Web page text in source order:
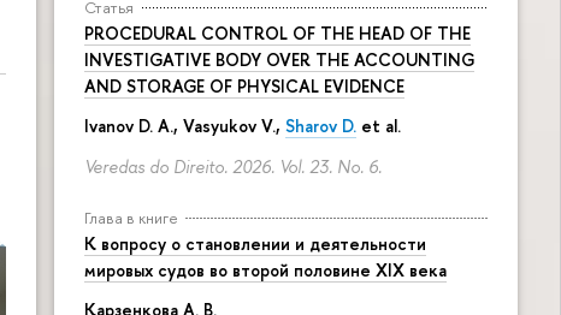
Статья
PROCEDURAL CONTROL OF THE HEAD OF THE
INVESTIGATIVE BODY OVER THE ACCOUNTING
AND STORAGE OF PHYSICAL EVIDENCE
Ivanov D. A., Vasyukov V., Sharov D. et al.
Veredas do Direito. 2026. Vol. 23. No. 6.
Глава в книге
К вопросу о становлении и деятельности
мировых судов во второй половине XIX века
Карзенкова А. В.